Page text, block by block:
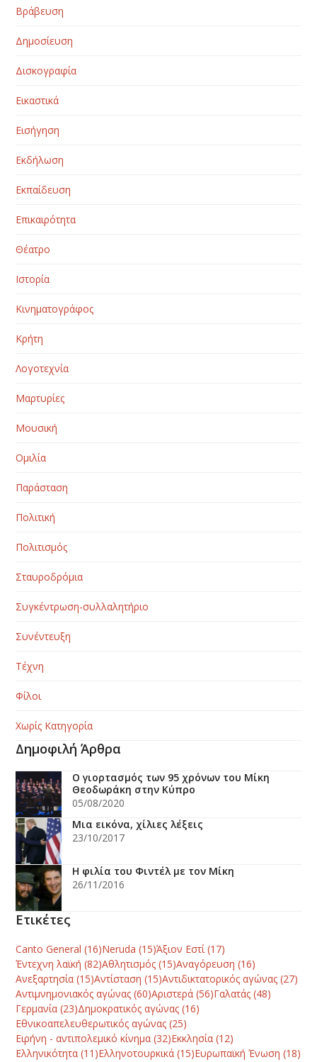
Βράβευση
Δημοσίευση
Δισκογραφία
Εικαστικά
Εισήγηση
Εκδήλωση
Εκπαίδευση
Επικαιρότητα
Θέατρο
Ιστορία
Κινηματογράφος
Κρήτη
Λογοτεχνία
Μαρτυρίες
Μουσική
Ομιλία
Παράσταση
Πολιτική
Πολιτισμός
Σταυροδρόμια
Συγκέντρωση-συλλαλητήριο
Συνέντευξη
Τέχνη
Φίλοι
Χωρίς Κατηγορία
Δημοφιλή Άρθρα
Ο γιορτασμός των 95 χρόνων του Μίκη
Θεοδωράκη στην Κύπρο
05/08/2020
Μια εικόνα, χίλιες λέξεις
23/10/2017
Η φιλία του Φιντέλ με τον Μίκη
26/11/2016
Ετικέτες
Canto General (16)Neruda (15)Άξιον Εστί(17)
Έντεχνη λαϊκή (82)Αθλητισμός (15)Αναγόρευση (16)
Ανεξαρτησία (15)Αντίσταση (15)Αντιδικτατορικός αγώνας (27)
Αντιμνημονιακός αγώνας (60)Αριστερά (56)Γαλατάς (48)
Γερμανία (23)Δημοκρατικός αγώνας (16)
Εθνικοαπελευθερωτικός αγώνας (25)
Ειρήνη - αντιπολεμικό κίνημα (32)Εκκλησία (12)
Ελληνικότητα (11)Ελληνοτουρκικά (15)Ευρωπαϊκή Ένωση (18)